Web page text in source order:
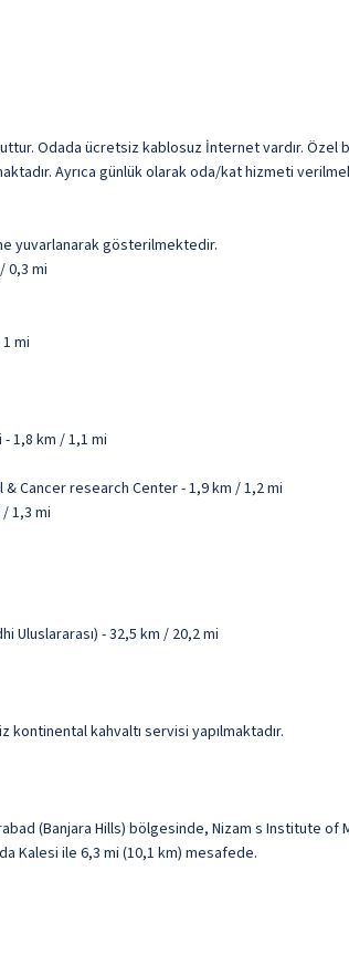
Odada ücretsiz kablosuz İnternet vardır.
Ayrıca günlük olarak oda/kat hizmeti
yuvarlanarak gösterilmektedir.
0,3 mi
mi
1,8 km / 1,1 mi
Cancer research Center - 1,9 km / 1,2 mi
1,3 mi
Uluslararası) - 32,5 km / 20,2 mi
kontinental kahvaltı servisi yapılmaktadır.
(Banjara Hills) bölgesinde, Nizam s Institute
Kalesi ile 6,3 mi (10,1 km) mesafede.